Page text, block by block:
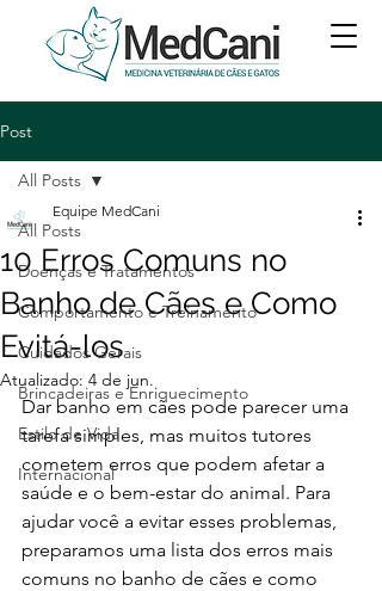
Post
All Posts
Doenças e Tratamentos
Comportamento e Treinamento
Cuidados Gerais
Brincadeiras e Enriquecimento
Estilo de Vida
Internacional
All Posts
10 Erros Comuns no
Banho de Cães e Como
Evitá-los
Equipe MedCani
Atualizado: 4 de jun.
Dar banho em cães pode parecer uma
tarefa simples, mas muitos tutores
cometem erros que podem afetar a
saúde e o bem-estar do animal. Para
ajudar você a evitar esses problemas,
preparamos uma lista dos erros mais
comuns no banho de cães e como